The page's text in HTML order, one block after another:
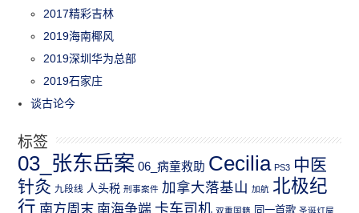
2017精彩吉林
2019海南椰风
2019深圳华为总部
2019石家庄
谈古论今
标签
03_张东岳案 06_病童救助 Cecilia PS3 中医
针灸 九段线 人头税 刑事案件 加拿大落基山 加航 北极纪
行 南方周末 南海争端 卡车司机 双重国籍 同一首歌 圣诞灯屋